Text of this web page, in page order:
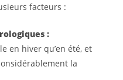
facteurs :
:
en hiver qu’en été, et
la